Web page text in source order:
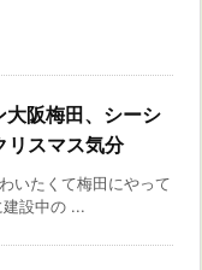
阪梅田、シーシ
リスマス気分
いたくて梅田にやって
建設中の ...